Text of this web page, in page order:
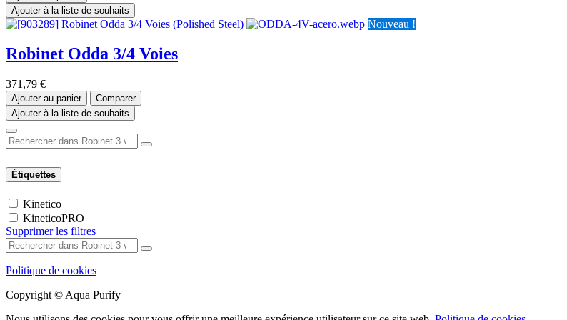
Ajouter à la liste de souhaits
Nouveau !
Robinet Odda 3/4 Voies
371,79 €
Ajouter au panier
Comparer
Ajouter à la liste de souhaits
Étiquettes
Kinetico
KineticoPRO
Supprimer les filtres
Politique de cookies
Copyright © Aqua Purify